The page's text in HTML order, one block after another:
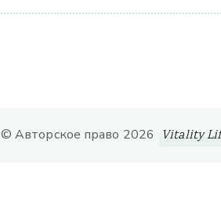
© Авторское право 2026 Vitality